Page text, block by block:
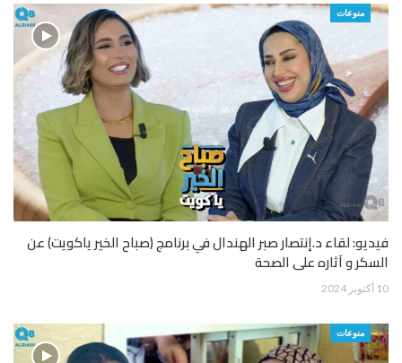
منوعات
فيديو: لقاء د.إنتصار صبر الهندال في برنامج (صباح الخير ياكويت) عن
السكر و آثاره على الصحة
10 أكتوبر 2024
منوعات